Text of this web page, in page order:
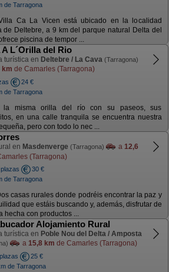
de Tarragona
Ca La Vicen está ubicado en la localidad
de Deltebre, a 9 km del parque natural Delta del
piscina de tempor ...
L´Orilla del Rio
turística en Deltebre / La Cava (Tarragona)
km de Camarles (Tarragona)
24 €
de Tarragona
la misma orilla del río con su paseos, sus
en una calle tranquila se encuentra nuestra
pero con todo lo nec ...
en Masdenverge (Tarragona) a 12,6
(Tarragona)
30 €
de Tarragona
casas rurales donde podréis encontrar la paz y
que estáis buscando y, además, disfrutar de
hecha con productos ...
Alojamiento Rural
turística en Poble Nou del Delta / Amposta
a 15,8 km de Camarles (Tarragona)
25 €
de Tarragona